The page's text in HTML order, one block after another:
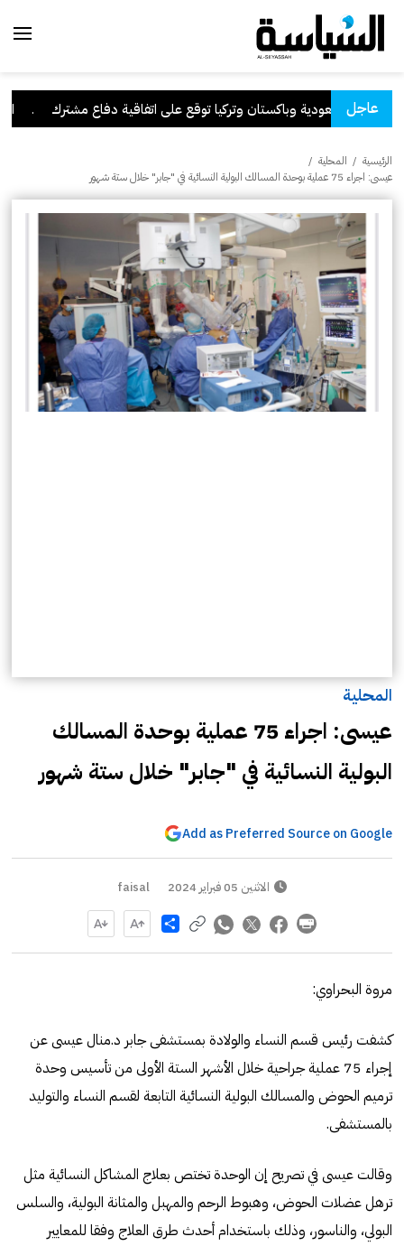
عاجل
السعودية وباكستان وتركيا توقع على اتفاقية دفاع مشترك .
الرئيسية / المحلية /
عيسى: اجراء 75 عملية بوحدة المسالك البولية النسائية في "جابر" خلال ستة شهور
المحلية
عيسى: اجراء 75 عملية بوحدة المسالك
البولية النسائية في "جابر" خلال ستة شهور
Add as Preferred Source on Google
الاثنين 05 فبراير 2024 faisal
Share
مروة البحراوي:
كشفت رئيس قسم النساء والولادة بمستشفى جابر د.منال عيسى عن
إجراء 75 عملية جراحية خلال الأشهر الستة الأولى من تأسيس وحدة
ترميم الحوض والمسالك البولية النسائية التابعة لقسم النساء والتوليد
بالمستشفى.
وقالت عيسى في تصريح إن الوحدة تختص بعلاج المشاكل النسائية مثل
ترهل عضلات الحوض، وهبوط الرحم والمهبل والمثانة البولية، والسلس
البولي، والناسور، وذلك باستخدام أحدث طرق العلاج وفقا للمعايير